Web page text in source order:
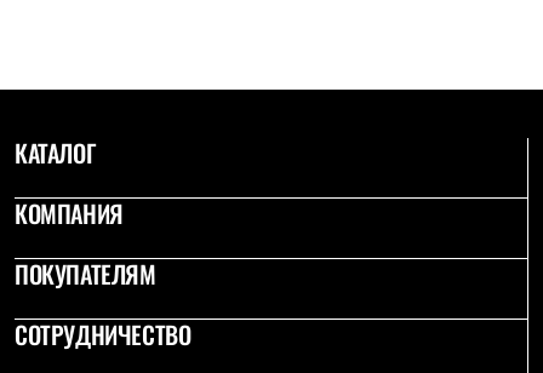
КАТАЛОГ
КОМПАНИЯ
ПОКУПАТЕЛЯМ
СОТРУДНИЧЕСТВО